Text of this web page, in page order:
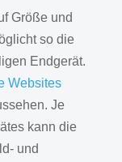
Größe und
so die
Endgerät.
Websites
Je
kann die
und